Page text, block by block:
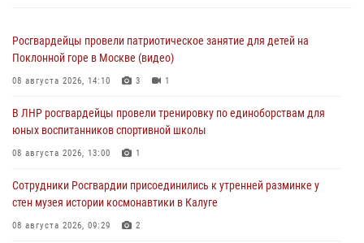
Росгвардейцы провели патриотическое занятие для детей на
Поклонной горе в Москве (видео)
08 августа 2026, 14:10 3 1
В ЛНР росгвардейцы провели тренировку по единоборствам для
юных воспитанников спортивной школы
08 августа 2026, 13:00 1
Сотрудники Росгвардии присоединились к утренней разминке у
стен музея истории космонавтики в Калуге
08 августа 2026, 09:29 2